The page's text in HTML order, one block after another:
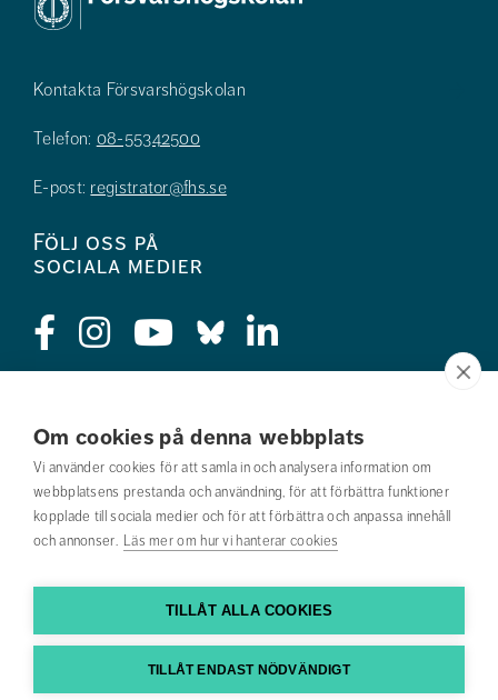
Om cookies på denna webbplats
Vi använder cookies för att samla in och analysera information om
webbplatsens prestanda och användning, för att förbättra funktioner
kopplade till sociala medier och för att förbättra och anpassa innehåll
och annonser. Läs mer om hur vi hanterar cookies
TILLÅT ALLA COOKIES
TILLÅT ENDAST NÖDVÄNDIGT
Kontakta Försvarshögskolan
Telefon: 08-55342500
E-post: registrator@fhs.se
Följ oss på
sociala medier
Jobba hos oss
Nyhetsbrev
Om webbplatsen
Hitta till oss